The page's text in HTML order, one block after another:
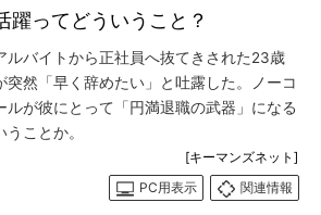
躍ってどういうこと？
ルバイトから正社員へ抜てきされた23歳
突然「早く辞めたい」と吐露した。ノーコ
ルが彼にとって「円満退職の武器」になる
ことか。
[キーマンズネット]
PC用表示
関連情報